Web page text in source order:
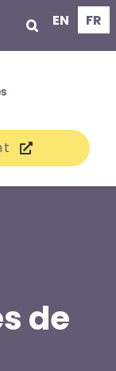
EN FR
de